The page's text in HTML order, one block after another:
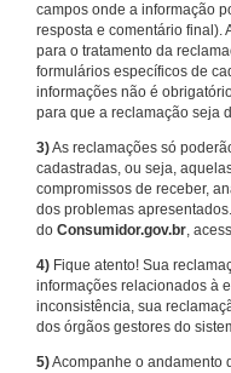
campos onde a informação
resposta e comentário final).
para o tratamento da
formulários específicos de
informações não é
para que a reclamação seja
3)As reclamações só
cadastradas, ou seja,
compromissos de receber,
dos problemas
do Consumidor.gov.br,
4) Fique atento! Sua
informações relacionados à
inconsistência, sua
dos órgãos gestores do
5)Acompanhe o andamento